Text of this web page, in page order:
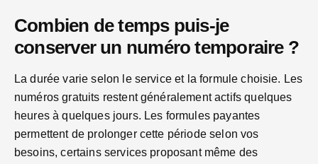
Combien de temps puis-je
conserver un numéro temporaire ?
La durée varie selon le service et la formule choisie. Les
numéros gratuits restent généralement actifs quelques
heures à quelques jours. Les formules payantes
permettent de prolonger cette période selon vos
besoins, certains services proposant même des